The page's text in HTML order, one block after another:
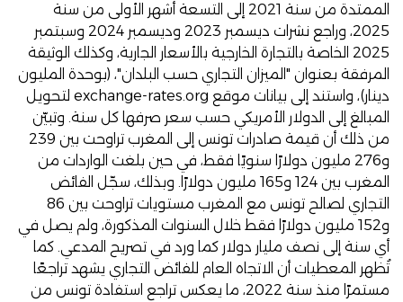
الممتدة من سنة 2021 إلى التسعة أشهر الأولى من سنة
2025، وراجع نشرات
ديسمبر 2023 وديسمبر 2024 وسبتمبر
2025 الخاصة بالتجارة الخارجية بالأسعار الجارية، وكذلك الوثيقة
المرفقة بعنوان "الميزان التجاري حسب البلدان"، (بوحدة المليون
دينار)، واستند إلى بيانات موقع exchange-rates.org لتحويل
المبالغ إلى الدولار الأمريكي حسب سعر صرفها كل سنة. وتبيّن
من ذلك أن قيمة صادرات تونس إلى المغرب تراوحت بين 239
و276 مليون دولارًا سنويًا فقط، في حين بلغت الواردات من
المغرب بين 124 و165 مليون دولارًا. وبذلك، سجّل الفائض
التجاري لصالح تونس مع المغرب مستويات تراوحت بين 86
و152 مليون دولارًا فقط خلال السنوات المذكورة، ولم يصل في
أي سنة إلى نصف مليار دولار كما ورد في تصريح المدعي. كما
تُظهر المعطيات أن الاتجاه العام للفائض التجاري يشهد تراجعًا
مستمرًا منذ سنة 2022، ما يعكس تراجع استفادة تونس من